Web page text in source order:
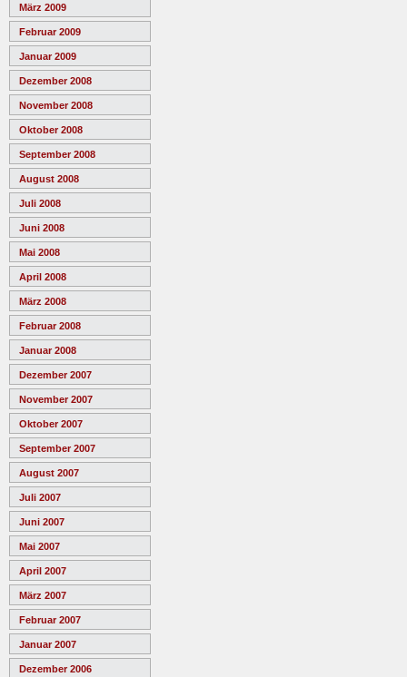
März 2009
Februar 2009
Januar 2009
Dezember 2008
November 2008
Oktober 2008
September 2008
August 2008
Juli 2008
Juni 2008
Mai 2008
April 2008
März 2008
Februar 2008
Januar 2008
Dezember 2007
November 2007
Oktober 2007
September 2007
August 2007
Juli 2007
Juni 2007
Mai 2007
April 2007
März 2007
Februar 2007
Januar 2007
Dezember 2006